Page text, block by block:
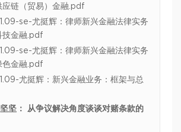
应链（贸易）金融.pdf
se-尤挺辉：律师新兴金融法律实务
技金融.pdf
se-尤挺辉：律师新兴金融法律实务
色金融.pdf
尤挺辉：新兴金融业务：框架与总
坚： 从争议解决角度谈谈对赌条款的